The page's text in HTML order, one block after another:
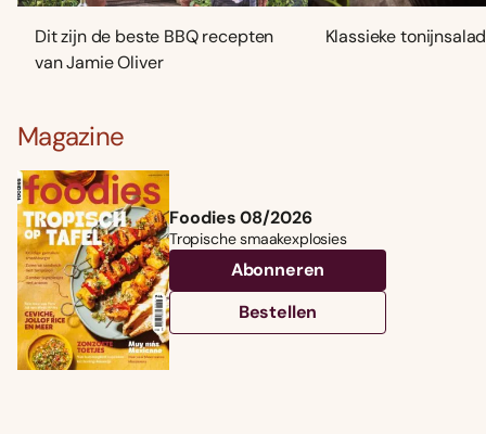
Dit zijn de beste BBQ recepten
van Jamie Oliver
Klassieke
Magazine
Foodies 08/2026
Tropische smaakexplosies
Abonneren
Bestellen